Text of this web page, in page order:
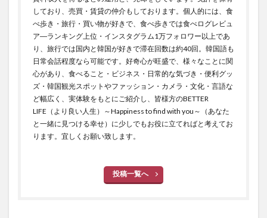
しており、売買・賃貸の仲介もしております。個人的には、食
べ歩き・旅行・買い物が好きで、食べ歩きでは食べログレビュ
ア―ランキング上位・インスタグラム1万フォロワー以上であ
り、旅行では国内と韓国が好きで滞在回数は約40回。韓国語も
日常会話程度なら可能です。好奇心が旺盛で、様々なことに関
心があり、食べること・ビジネス・日常的な気づき・便利グッ
ズ・韓国観光スポットやファッション・カメラ・文化・言語な
ど幅広く、実体験をもとにご紹介し、皆様方のBETTER
LIFE（より良い人生）～Happiness to find with you～（あなた
と一緒に見つける幸せ）に少しでもお役に立てればと考えてお
ります。宜しくお願い致します。
投稿一覧へ